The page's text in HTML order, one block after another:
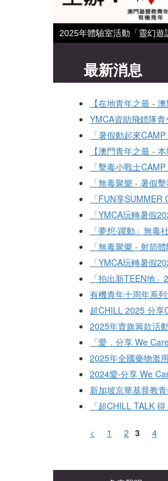
2025年體驗室活動「靈幻遊
最新消息
【在地青年之最 -
YMCA資助飛鏢隊
「暑假動起來
【澳門青年之最 -
「擊毒小戰士
「無毒聚樂 - 暑假
「FUN享
「YMCA玩轉暑假
「夢想‧躍動」無
「無毒聚樂 - 射箭
「YMCA玩轉暑假
「拍出新TEEN地
有機青年十周年系
超CHILL 2025 分
2025年賣旗籌款活
「愛．分享 We
2025年全國藥物濫
2024愛‧分享 We
新加坡京華基督教
「超CHILL TALK
< 1 2 3 4